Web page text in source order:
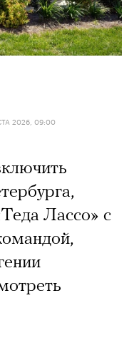
2026, 09:00
Лассо» с